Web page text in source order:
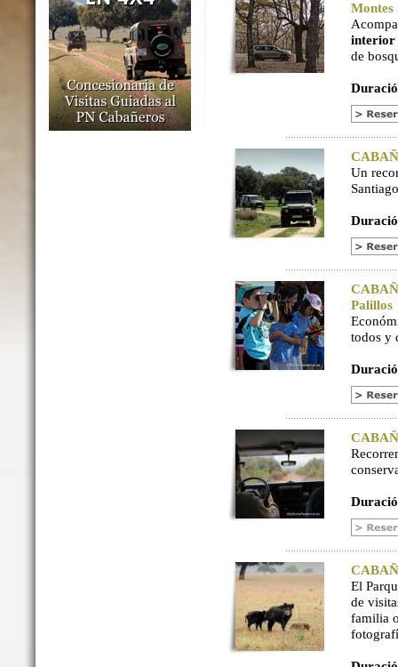
Montes
interior
de
Un
Palillos
todos y
El
de
familia